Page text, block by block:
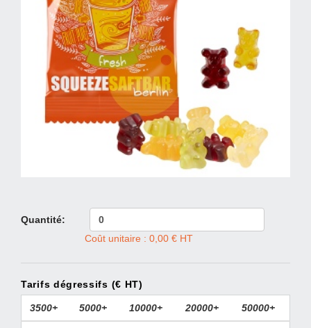
Quantité:
Coût unitaire : 0,00 € HT
Tarifs dégressifs (€ HT)
3500+ 5000+ 10000+ 20000+ 50000+